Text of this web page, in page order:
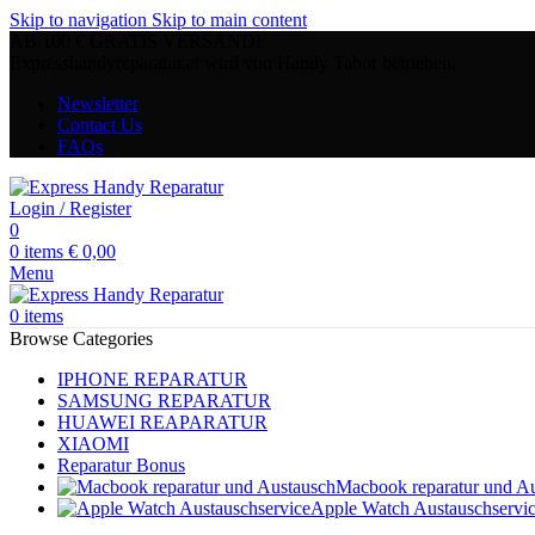
Skip to navigation Skip to main content
Newsletter
Contact Us
FAQs
Login / Register
0
0 items € 0,00
Menu
0 items
Browse Categories
IPHONE REPARATUR
SAMSUNG REPARATUR
HUAWEI REAPARATUR
XIAOMI
Reparatur Bonus
Macbook reparatur und
Apple Watch